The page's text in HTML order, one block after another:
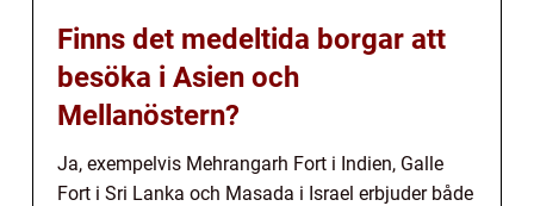
Finns det medeltida borgar att
besöka i Asien och
Mellanöstern?
Ja, exempelvis Mehrangarh Fort i Indien, Galle
Fort i Sri Lanka och Masada i Israel erbjuder både